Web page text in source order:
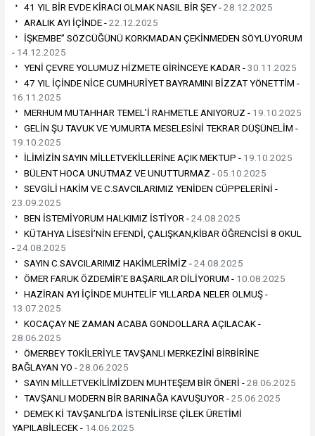
41 YIL BİR EVDE KİRACI OLMAK NASIL BİR ŞEY -28.12.2025
ARALIK AYI İÇİNDE -22.12.2025
İŞKEMBE” SÖZCÜĞÜNÜ KORKMADAN ÇEKİNMEDEN SÖYLÜYORUM
- 14.12.2025
YENİ ÇEVRE YOLUMUZ HİZMETE GİRİNCEYE KADAR -30.11.2025
47 YIL İÇİNDE NİCE CUMHURİYET BAYRAMINI BİZZAT YÖNETTİM -
16.11.2025
MERHUM MUTAHHAR TEMEL’İ RAHMETLE ANIYORUZ - 19.10.2025
GELİN ŞU TAVUK VE YUMURTA MESELESİNİ TEKRAR DÜŞÜNELİM -
19.10.2025
İLİMİZİN SAYIN MİLLETVEKİLLERİNE AÇIK MEKTUP - 19.10.2025
BÜLENT HOCA UNUTMAZ VE UNUTTURMAZ -05.10.2025
SEVGİLİ HAKİM VE C.SAVCILARIMIZ YENİDEN CÜPPELERİNİ -
23.09.2025
BEN İSTEMİYORUM HALKIMIZ İSTİYOR -24.08.2025
KÜTAHYA LİSESİ’NİN EFENDİ, ÇALIŞKAN,KİBAR ÖĞRENCİSİ 8 OKUL
-24.08.2025
SAYIN C.SAVCILARIMIZ HAKİMLERİMİZ -24.08.2025
ÖMER FARUK ÖZDEMİR’E BAŞARILAR DİLİYORUM - 10.08.2025
HAZİRAN AYI İÇİNDE MUHTELİF YILLARDA NELER OLMUŞ -
13.07.2025
KOCAÇAY NE ZAMAN ACABA GONDOLLARA AÇILACAK -
28.06.2025
ÖMERBEY TOKİLERİYLE TAVŞANLI MERKEZİNİ BİRBİRİNE
BAĞLAYAN YO -28.06.2025
SAYIN MİLLETVEKİLİMİZDEN MUHTEŞEM BİR ÖNERİ -28.06.2025
TAVŞANLI MODERN BİR BARINAĞA KAVUŞUYOR -25.06.2025
DEMEK Kİ TAVŞANLI’DA İSTENİLİRSE ÇİLEK ÜRETİMİ
YAPILABİLECEK - 14.06.2025